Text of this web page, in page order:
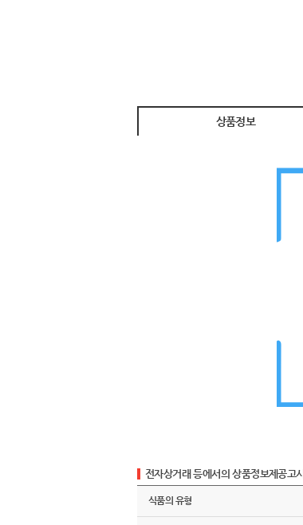
상품정보
전자상거래 등에서의 상품정보제공고시
식품의 유형